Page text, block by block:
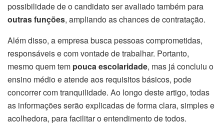
possibilidade de o candidato ser avaliado também para
outras funções, ampliando as chances de contratação.
Além disso, a empresa busca pessoas comprometidas,
responsáveis e com vontade de trabalhar. Portanto,
mesmo quem tem pouca escolaridade, mas já concluiu o
ensino médio e atende aos requisitos básicos, pode
concorrer com tranquilidade. Ao longo deste artigo, todas
as informações serão explicadas de forma clara, simples e
acolhedora, para facilitar o entendimento de todos.